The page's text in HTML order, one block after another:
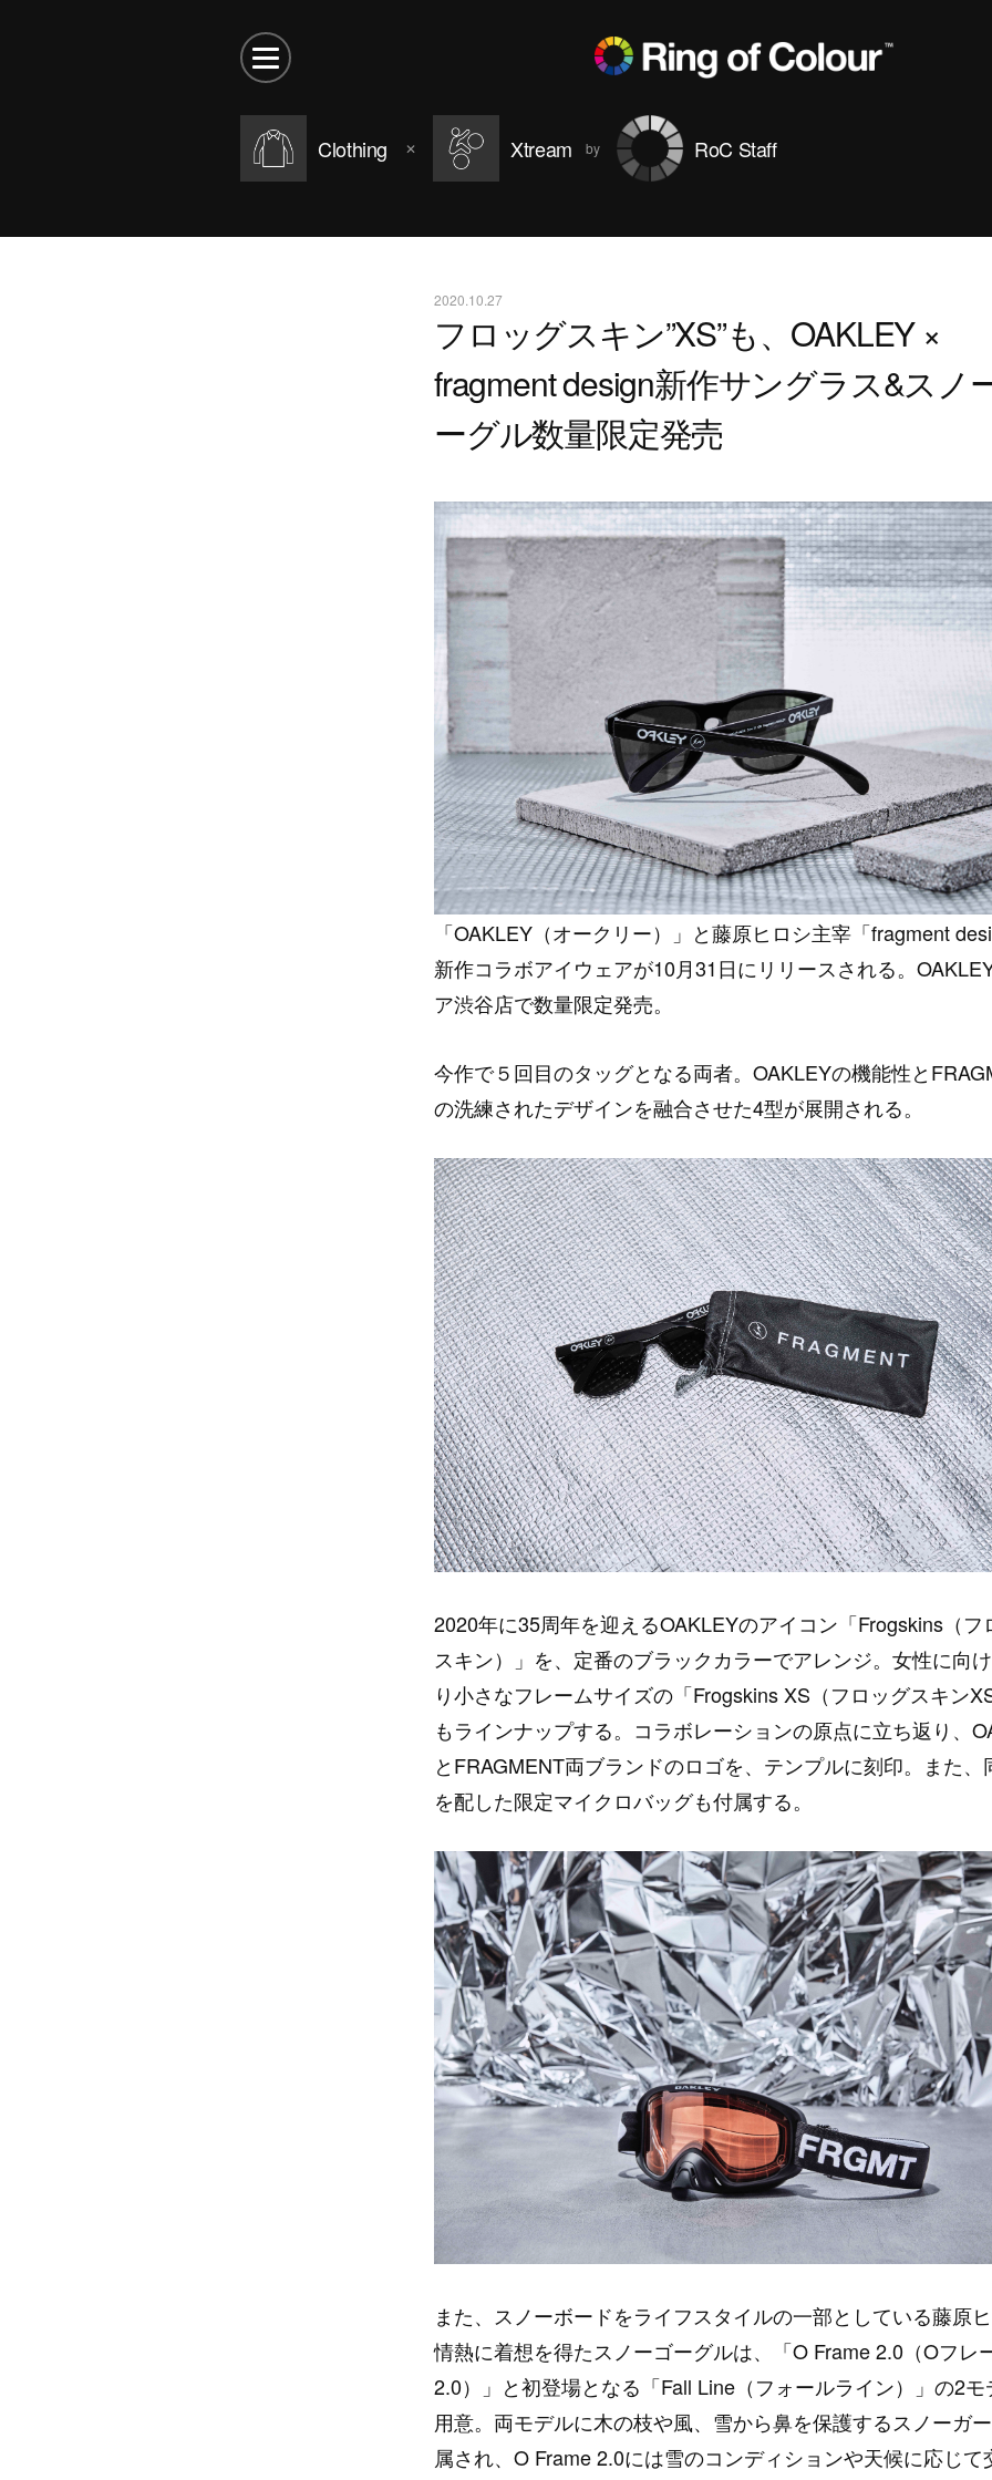
Clothing Xtream RoC Staff
2020.10.27
フロッグスキン”XS”も、OAKLEY ×
fragment design新作サングラス&スノ
ーグル数量限定発売
「OAKLEY（オークリー）」と藤原ヒロシ主宰「fragment
新作コラボアイウェアが10月31日にリリースされる。
ア渋谷店で数量限定発売。
今作で５回目のタッグとなる両者。OAKLEYの機能性と
の洗練されたデザインを融合させた4型が展開される。
2020年に35周年を迎えるOAKLEYのアイコン「Frogskins（フ
スキン）」を、定番のブラックカラーでアレンジ。女性に向
り小さなフレームサイズの「Frogskins XS（フロッグスキン
もラインナップする。コラボレーションの原点に立ち返り、
とFRAGMENT両ブランドのロゴを、テンプルに刻印。また、
を配した限定マイクロバッグも付属する。
また、スノーボードをライフスタイルの一部としている藤原
情熱に着想を得たスノーゴーグルは、「O Frame 2.0（Oフレ
2.0）」と初登場となる「Fall Line（フォールライン）」の2モ
用意。両モデルに木の枝や風、雪から鼻を保護するスノーガ
属され、O Frame 2.0には雪のコンディションや天候に応じて